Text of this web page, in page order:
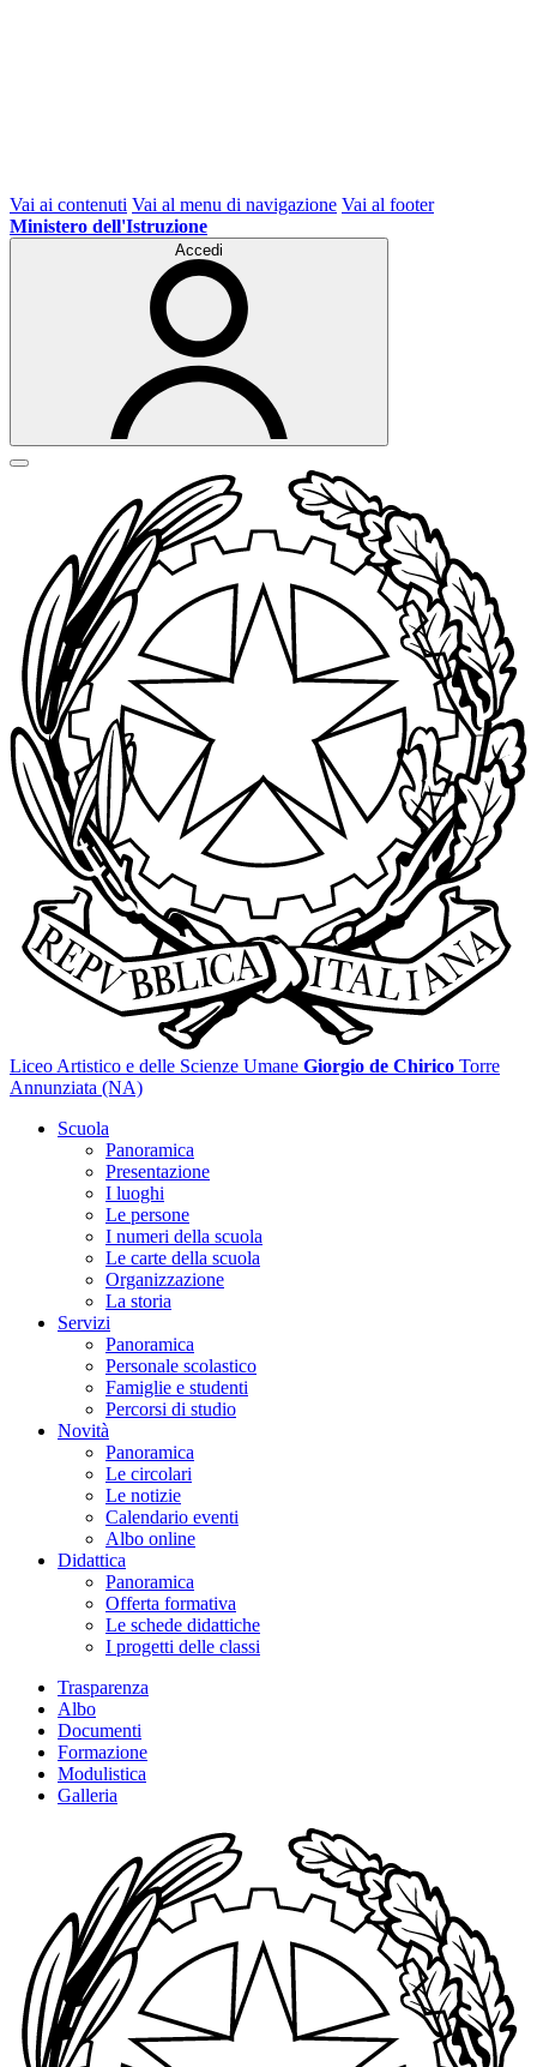
Vai ai contenuti Vai al menu di navigazione Vai al footer
Ministero dell'Istruzione
Accedi
Liceo Artistico e delle Scienze Umane Giorgio de Chirico Torre
Annunziata (NA)
Scuola
Panoramica
Presentazione
I luoghi
Le persone
I numeri della scuola
Le carte della scuola
Organizzazione
La storia
Servizi
Panoramica
Personale scolastico
Famiglie e studenti
Percorsi di studio
Novità
Panoramica
Le circolari
Le notizie
Calendario eventi
Albo online
Didattica
Panoramica
Offerta formativa
Le schede didattiche
I progetti delle classi
Trasparenza
Albo
Documenti
Formazione
Modulistica
Galleria